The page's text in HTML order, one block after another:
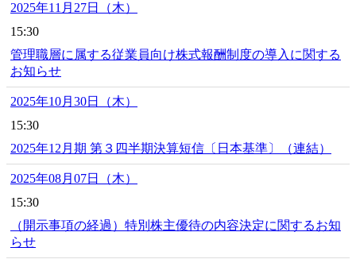
2025年11月27日（木）
15:30
管理職層に属する従業員向け株式報酬制度の導入に関する
お知らせ
2025年10月30日（木）
15:30
2025年12月期 第３四半期決算短信〔日本基準〕（連結）
2025年08月07日（木）
15:30
（開示事項の経過）特別株主優待の内容決定に関するお知
らせ